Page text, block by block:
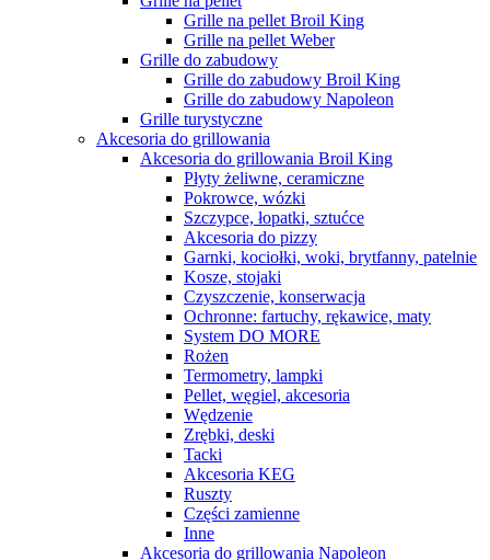
Grille na pellet Broil King
Grille na pellet Weber
Grille do zabudowy
Grille do zabudowy Broil King
Grille do zabudowy Napoleon
Grille turystyczne
Akcesoria do grillowania
Akcesoria do grillowania Broil King
Płyty żeliwne, ceramiczne
Pokrowce, wózki
Szczypce, łopatki, sztućce
Akcesoria do pizzy
Garnki, kociołki, woki, brytfanny, patelnie
Kosze, stojaki
Czyszczenie, konserwacja
Ochronne: fartuchy, rękawice, maty
System DO MORE
Rożen
Termometry, lampki
Pellet, węgiel, akcesoria
Wędzenie
Zrębki, deski
Tacki
Akcesoria KEG
Ruszty
Części zamienne
Inne
Akcesoria do grillowania Napoleon